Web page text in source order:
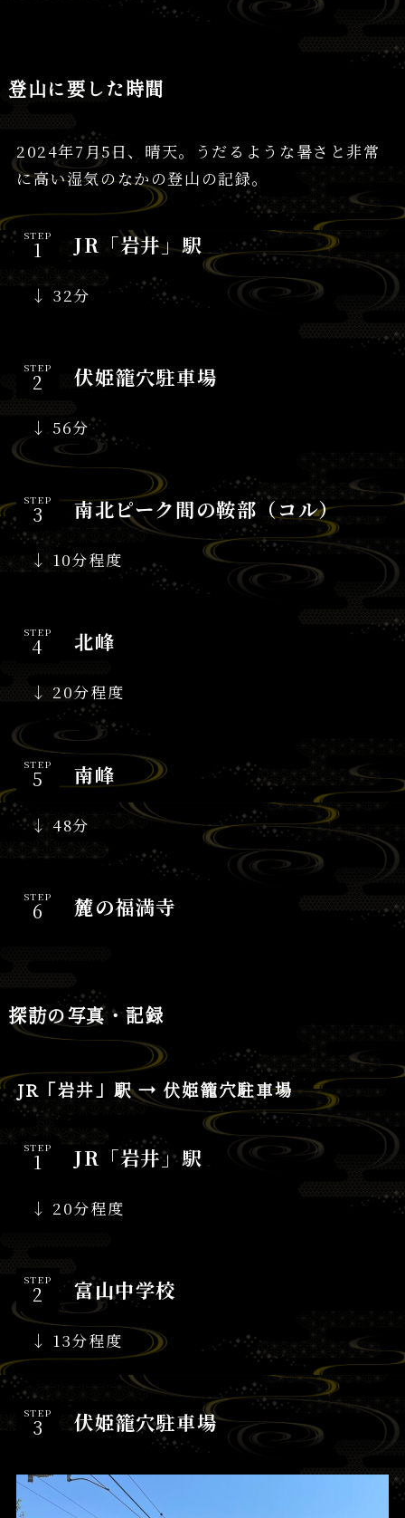
登山に要した時間
2024年7月5日、晴天。うだるような暑さと非常
に高い湿気のなかの登山の記録。
STEP JR「岩井」駅
↓ 32分
STEP 伏姫籠穴駐車場
↓ 56分
STEP 南北ピーク間の鞍部（コル）
↓ 10分程度
STEP 北峰
↓ 20分程度
STEP 南峰
↓ 48分
STEP 麓の福満寺
探訪の写真・記録
JR「岩井」駅 → 伏姫籠穴駐車場
STEP JR「岩井」駅
↓ 20分程度
STEP 富山中学校
↓ 13分程度
STEP 伏姫籠穴駐車場